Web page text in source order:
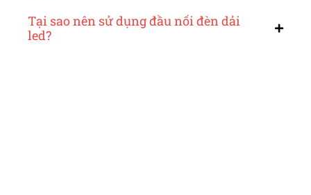
Tại sao nên sử dụng đầu nối đèn dải
led?